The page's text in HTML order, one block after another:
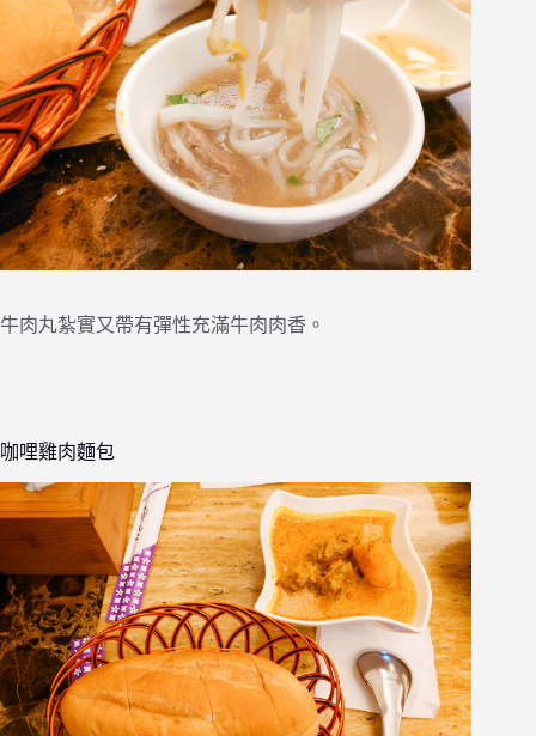
牛肉丸紮實又帶有彈性充滿牛肉肉香。
咖哩雞肉麵包